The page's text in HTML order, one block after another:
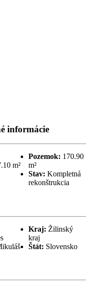
informácie
m²
Pozemok:
m²
Stav:
rekonštrukcia
Kraj:
kraj
Štát: Slovensko